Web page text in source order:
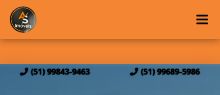
(51) 99843-9463 (51) 99689-5986